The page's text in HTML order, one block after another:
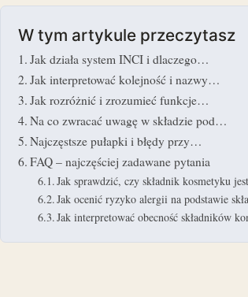
W tym artykule przeczytasz
Jak działa system INCI i dlaczego…
Jak interpretować kolejność i nazwy…
Jak rozróżnić i zrozumieć funkcje…
Na co zwracać uwagę w składzie pod…
Najczęstsze pułapki i błędy przy…
FAQ – najczęściej zadawane pytania
Jak sprawdzić, czy składnik kosmetyku
Jak ocenić ryzyko alergii na podstawie
Jak interpretować obecność składników